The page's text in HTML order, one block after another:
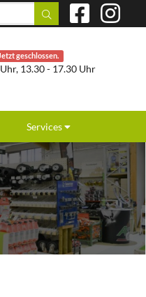
geschlossen.
13.30 - 17.30 Uhr
Services